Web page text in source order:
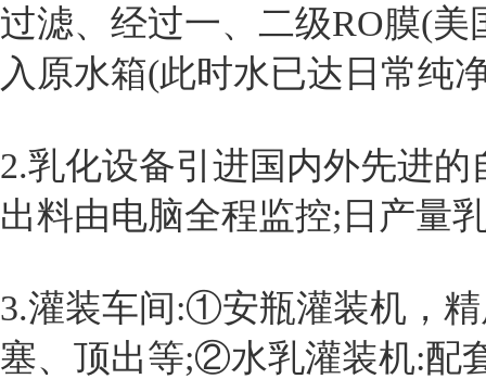
过滤、经过一、二级RO膜(
入原水箱(此时水已达日常纯
2.乳化设备引进国内外先进
出料由电脑全程监控;日产量
3.灌装车间:①安瓶灌装机，
塞、顶出等;②水乳灌装机:配